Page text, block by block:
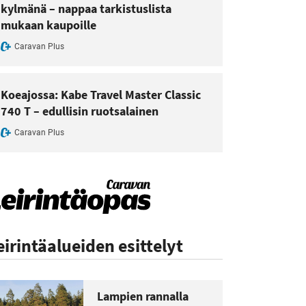
kylmänä – nappaa tarkistuslista
mukaan kaupoille
Caravan Plus
Koeajossa: Kabe Travel Master Classic
740 T – edullisin ruotsalainen
Caravan Plus
esittelyt
Lampien rannalla